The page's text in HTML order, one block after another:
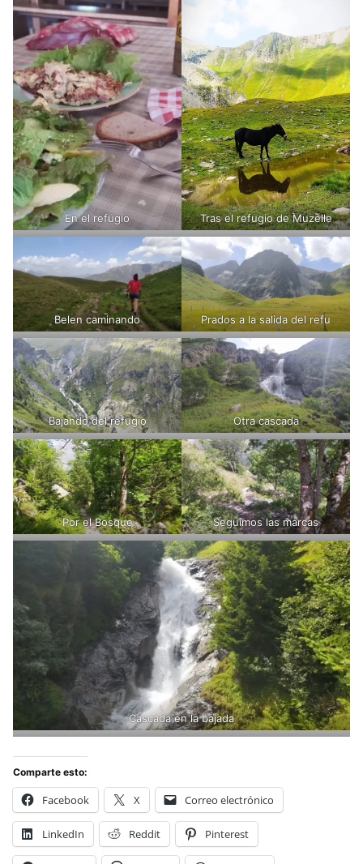
En el refugio Tras el refugio de Muzelle
Belen caminando Prados a la salida del refu
Bajando del refugio Otra cascada
Por el Bosque Seguimos las marcas
Cascada en la bajada
Comparte esto:
Facebook X Correo electrónico
LinkedIn Reddit Pinterest